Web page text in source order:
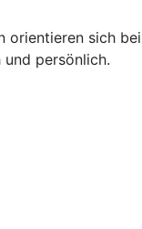
sich
persönlich.